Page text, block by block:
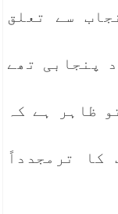
سے تعلق
پنجابی تھے
ظاہر ہے کہ
ترمجدداً